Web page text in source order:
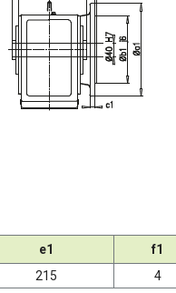
e1 f1
215 4